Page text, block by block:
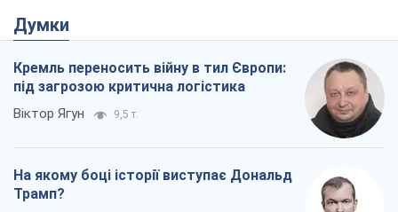
Думки
Кремль переносить війну в тил Європи:
під загрозою критична логістика
Віктор Ягун 9,5 т.
На якому боці історії виступає Дональд
Трамп?